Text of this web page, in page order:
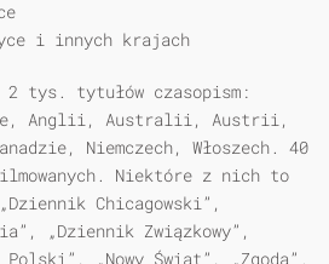
i innych krajach
2 tys. tytułów czasopism:
Anglii, Australii, Austrii,
Niemczech, Włoszech. 40
Niektóre z nich to
Chicagowski”,
„Dziennik Związkowy”,
Polski”, „Nowy Świat”, „Zgoda”.